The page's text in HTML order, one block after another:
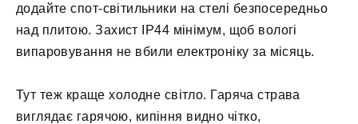
додайте спот-світильники на стелі безпосередньо
над плитою. Захист IP44 мінімум, щоб вологі
випаровування не вбили електроніку за місяць.
Тут теж краще холодне світло. Гаряча страва
виглядає гарячою, кипіння видно чітко,